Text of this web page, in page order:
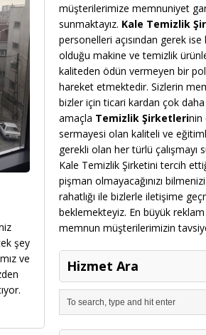
şey
ve
müşterilerimize memnuniyet
sunmaktayız. Kale Temizlik
personelleri açısından gerek ise
olduğu makine ve temizlik
kaliteden ödün vermeyen bir
hareket etmektedir. Sizlerin
bizler için ticari kardan çok
amaçla Temizlik Şirketlerinin
sermayesi olan kaliteli ve
gerekli olan her türlü çalışmayı
Kale Temizlik Şirketini tercih
pişman olmayacağınızı
rahatlığı ile bizlerle iletişime
beklemekteyiz. En büyük
memnun müşterilerimizin
Hizmet Ara